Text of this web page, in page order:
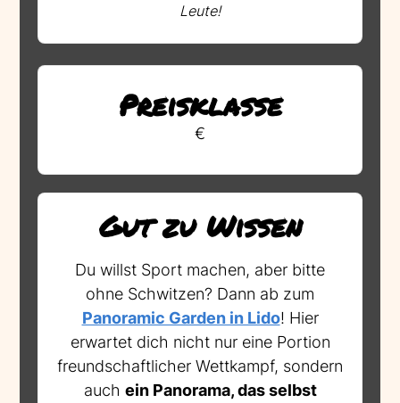
Leute!
Preisklasse
€
Gut zu Wissen
Du willst Sport machen, aber bitte
ohne Schwitzen? Dann ab zum
Panoramic Garden in Lido! Hier
erwartet dich nicht nur eine Portion
freundschaftlicher Wettkampf, sondern
auch ein Panorama, das selbst